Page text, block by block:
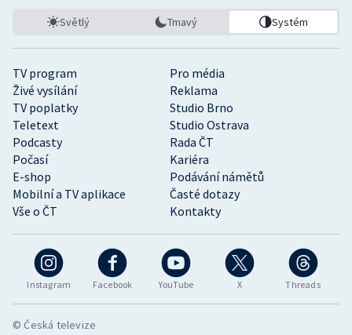
Instagram Facebook YouTube X Threads
TV program
Pro média
Živé vysílání
Reklama
TV poplatky
Studio Brno
Teletext
Studio Ostrava
Podcasty
Rada ČT
Počasí
Kariéra
E-shop
Podávání námětů
Mobilní a TV aplikace
Časté dotazy
Vše o ČT
Kontakty
Světlý Tmavý Systém
© Česká televize